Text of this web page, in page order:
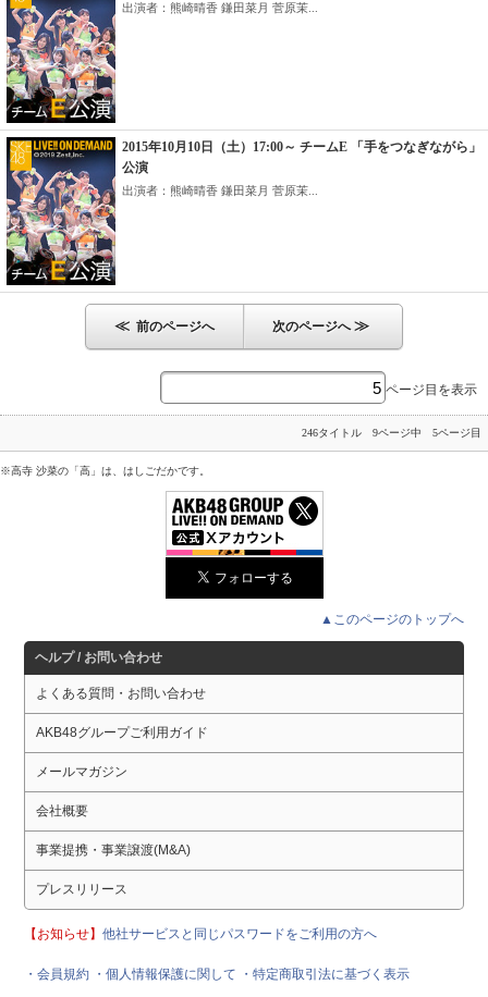
出演者：熊崎晴香 鎌田菜月 菅原茉...
2015年10月10日（土）17:00～ チームE 「手をつなぎながら」
公演
出演者：熊崎晴香 鎌田菜月 菅原茉...
≪ 前のページへ 次のページへ≫
ページ目を表示
246タイトル 9ページ中 5ページ目
※高寺 沙菜の「高」は、はしごだかです。
▲このページのトップへ
ヘルプ / お問い合わせ
よくある質問・お問い合わせ
AKB48グループご利用ガイド
メールマガジン
会社概要
事業提携・事業譲渡(M&A)
プレスリリース
【お知らせ】他社サービスと同じパスワードをご利用の方へ
・会員規約 ・個人情報保護に関して ・特定商取引法に基づく表示